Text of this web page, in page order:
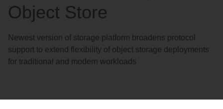
Object Store
Newest version of storage platform broadens protocol
support to extend flexibility of object storage deployments
for traditional and modern workloads